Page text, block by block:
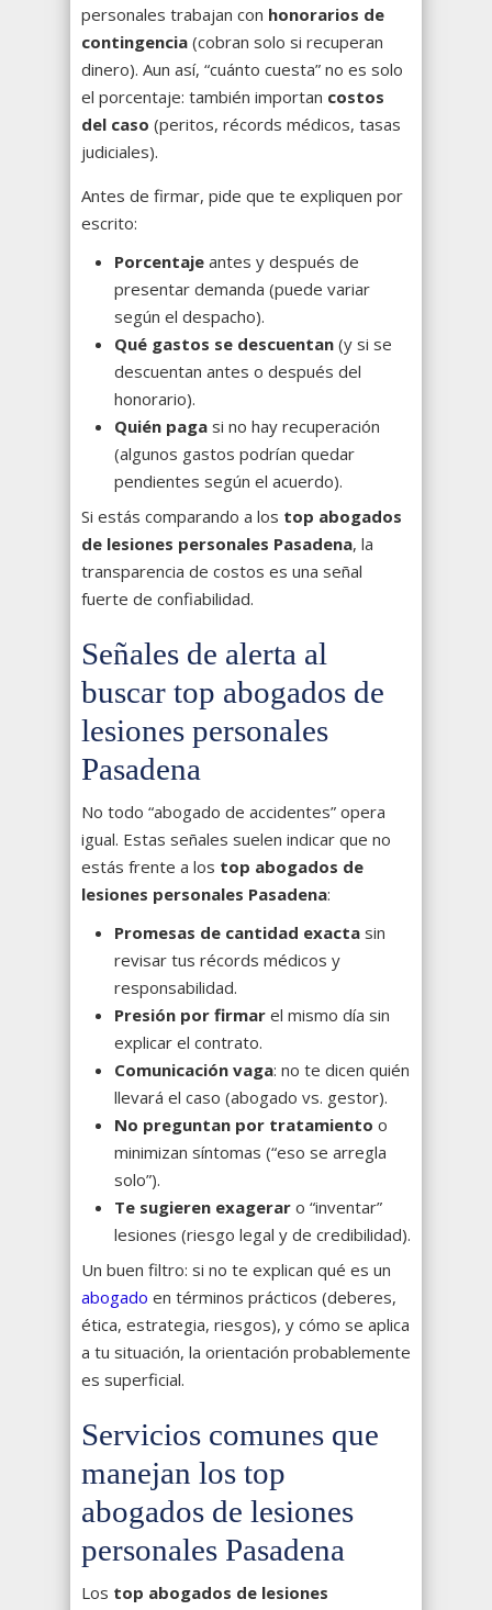
personales trabajan con honorarios de
contingencia (cobran solo si recuperan
dinero). Aun así, “cuánto cuesta” no es solo
el porcentaje: también importan costos
del caso (peritos, récords médicos, tasas
judiciales).
Antes de firmar, pide que te expliquen por
escrito:
Porcentaje antes y después de
presentar demanda (puede variar
según el despacho).
Qué gastos se descuentan (y si se
descuentan antes o después del
honorario).
Quién paga si no hay recuperación
(algunos gastos podrían quedar
pendientes según el acuerdo).
Si estás comparando a los top abogados
de lesiones personales Pasadena, la
transparencia de costos es una señal
fuerte de confiabilidad.
Señales de alerta al
buscar top abogados de
lesiones personales
Pasadena
No todo “abogado de accidentes” opera
igual. Estas señales suelen indicar que no
estás frente a los top abogados de
lesiones personales Pasadena:
Promesas de cantidad exacta sin
revisar tus récords médicos y
responsabilidad.
Presión por firmar el mismo día sin
explicar el contrato.
Comunicación vaga: no te dicen quién
llevará el caso (abogado vs. gestor).
No preguntan por tratamiento o
minimizan síntomas (“eso se arregla
solo”).
Te sugieren exagerar o “inventar”
lesiones (riesgo legal y de credibilidad).
Un buen filtro: si no te explican qué es un
abogado en términos prácticos (deberes,
ética, estrategia, riesgos), y cómo se aplica
a tu situación, la orientación probablemente
es superficial.
Servicios comunes que
manejan los top
abogados de lesiones
personales Pasadena
Los top abogados de lesiones